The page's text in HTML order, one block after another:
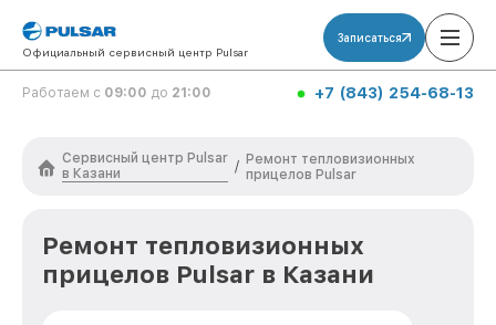
Официальный сервисный центр Pulsar
Записаться
Работаем с 09:00 до 21:00 +7 (843) 254-68-13
Сервисный центр Pulsar
в Казани
/ Ремонт тепловизионных
прицелов Pulsar
Ремонт тепловизионных
прицелов Pulsar в Казани